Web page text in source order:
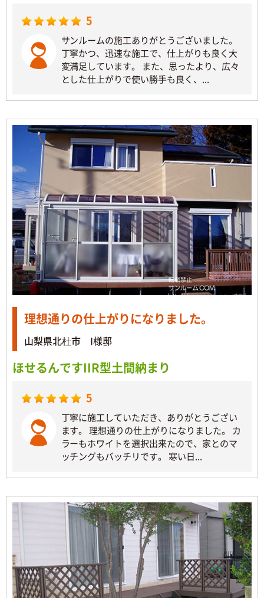
5
サンルームの施工ありがとうございました。
丁寧かつ、迅速な施工で、仕上がりも良く大
変満足しています。 また、思ったより、広々
とした仕上がりで使い勝手も良く、...
理想通りの仕上がりになりました。
山梨県北杜市 I様邸
ほせるんですIIR型土間納まり
5
丁寧に施工していただき、ありがとうござい
ます。 理想通りの仕上がりになりました。 カ
ラーもホワイトを選択出来たので、家とのマ
ッチングもバッチリです。 寒い日...